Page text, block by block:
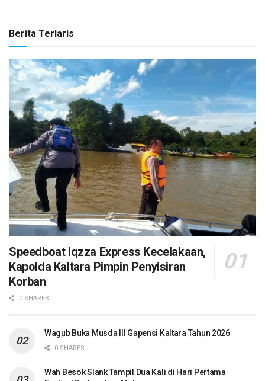
Berita Terlaris
Speedboat Iqzza Express Kecelakaan,
Kapolda Kaltara Pimpin Penyisiran
Korban
0 SHARES
Wagub Buka Musda III Gapensi Kaltara Tahun 2026
0 SHARES
Wah Besok Slank Tampil Dua Kali di Hari Pertama